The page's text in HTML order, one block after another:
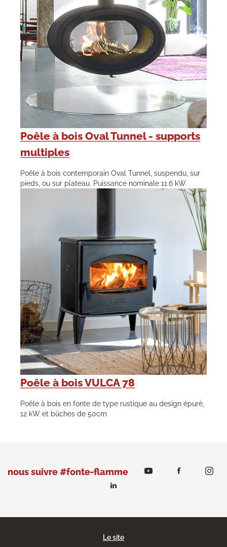
Poêle à bois Oval Tunnel - supports
multiples
Poêle à bois contemporain Oval Tunnel, suspendu, sur
pieds, ou sur plateau. Puissance nominale 11.6 kW.
Poêle à bois VULCA 78
Poêle à bois en fonte de type rustique au design épuré,
12 kW et bûches de 50cm
nous suivre #fonte-flamme
Le site